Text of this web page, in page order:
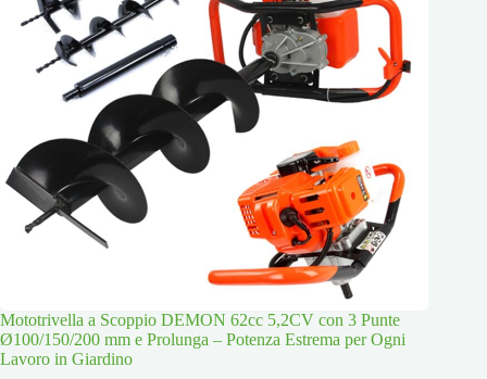
Mototrivella a Scoppio DEMON 62cc 5,2CV con 3 Punte
Ø100/150/200 mm e Prolunga – Potenza Estrema per Ogni
Lavoro in Giardino